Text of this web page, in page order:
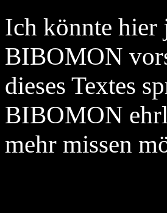
Ich könnte hier
BIBOMON
dieses Textes
BIBOMON
mehr missen